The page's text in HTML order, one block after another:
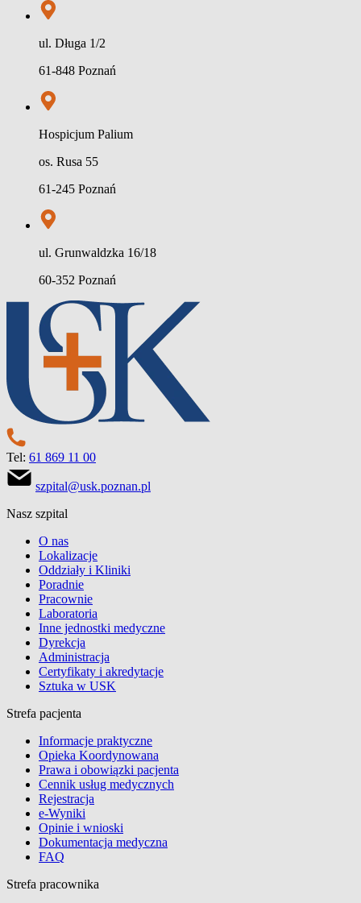
ul. Długa 1/2
61-848 Poznań
Hospicjum Palium
os. Rusa 55
61-245 Poznań
ul. Grunwaldzka 16/18
60-352 Poznań
Tel: 61 869 11 00
szpital@usk.poznan.pl
Nasz szpital
O nas
Lokalizacje
Oddziały i Kliniki
Poradnie
Pracownie
Laboratoria
Inne jednostki medyczne
Dyrekcja
Administracja
Certyfikaty i akredytacje
Sztuka w USK
Strefa pacjenta
Informacje praktyczne
Opieka Koordynowana
Prawa i obowiązki pacjenta
Cennik usług medycznych
Rejestracja
e-Wyniki
Opinie i wnioski
Dokumentacja medyczna
FAQ
Strefa pracownika